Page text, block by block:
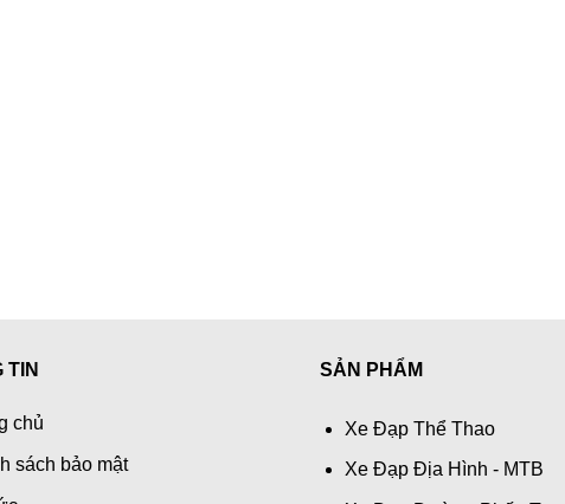
TIN
chủ
sách bảo mật
SẢN PHẨM
Xe Đạp Thể Thao
Xe Đạp Địa Hình - MTB